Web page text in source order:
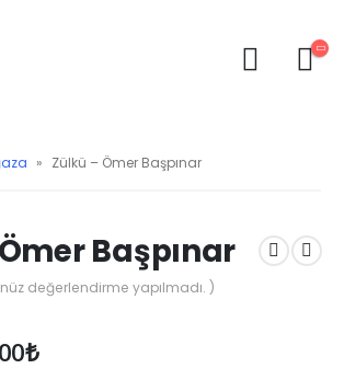
» Zülkü – Ömer Başpınar
Başpınar
değerlendirme yapılmadı. )
₺Şu